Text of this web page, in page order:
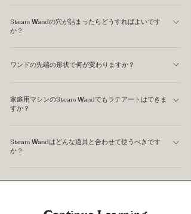
側にミルクが付着しており、すぐに熱で乾いてこびりつき
の問題と、穴が詰まる原因になります。
Steam Wandの穴が詰まったらどうすればよいです
か？
ーナーや細いピンで詰まりを取り除きます。詰まりが頻繁
があります。定期的にワンドの先端を分解して洗浄するこ
とをおすすめしています。
ワンドの先端の形状で何が変わりますか？
や広がり方が変わります。 一般的な業務用エスプレッソ
タイプは蒸気量が少ないためStretchingのコントロールが
家庭用マシンのSteam Wandでもラテアートはできま
すか？
より低い場合があり、Microfoamを作るまでに時間がかか
Steam Wandはどんな道具と合わせて使うべきです
か？